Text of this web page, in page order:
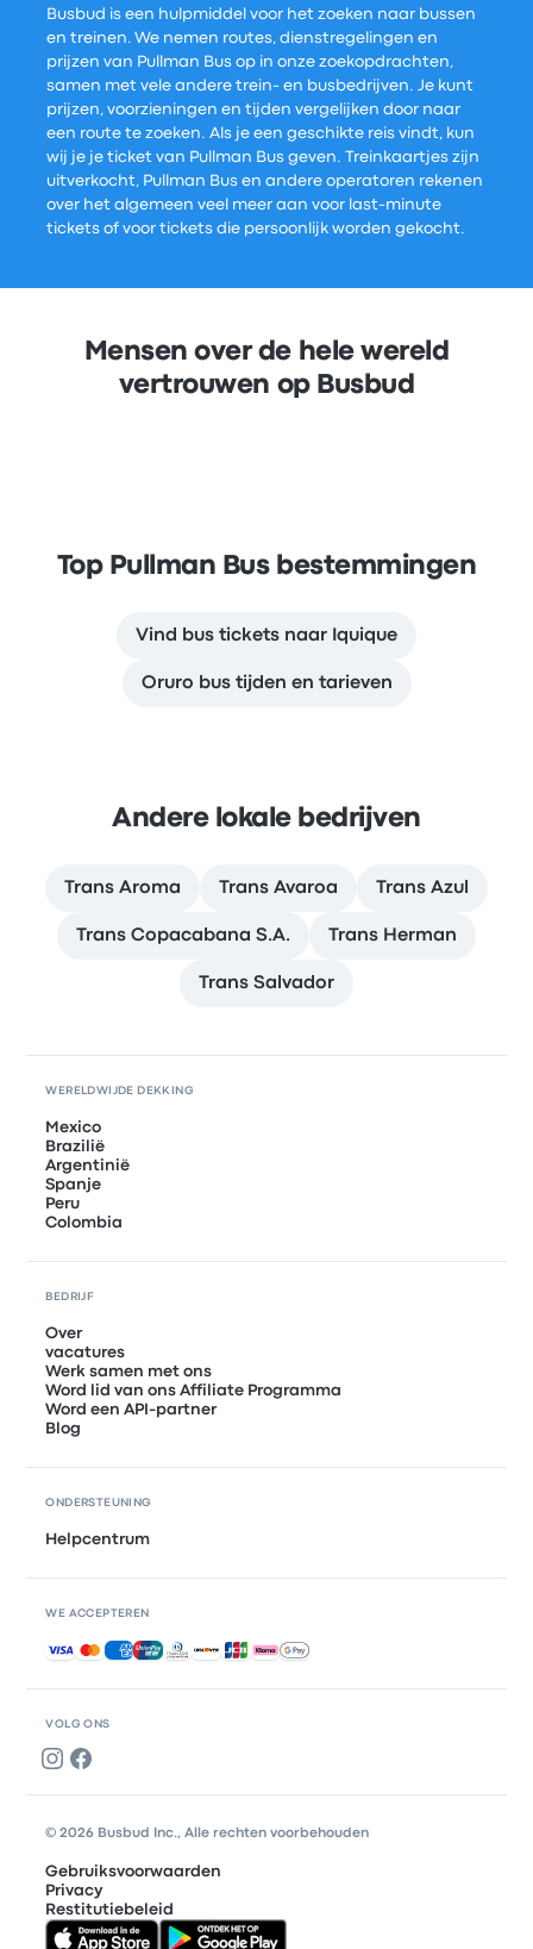
Busbud is een hulpmiddel voor het zoeken naar bussen
en treinen. We nemen routes, dienstregelingen en
prijzen van Pullman Bus op in onze zoekopdrachten,
samen met vele andere trein- en busbedrijven. Je kunt
prijzen, voorzieningen en tijden vergelijken door naar
een route te zoeken. Als je een geschikte reis vindt, kun
wij je je ticket van Pullman Bus geven. Treinkaartjes zijn
uitverkocht, Pullman Bus en andere operatoren rekenen
over het algemeen veel meer aan voor last-minute
tickets of voor tickets die persoonlijk worden gekocht.
Mensen over de hele wereld
vertrouwen op Busbud
Top Pullman Bus bestemmingen
Vind bus tickets naar Iquique
Oruro bus tijden en tarieven
Andere lokale bedrijven
Trans Aroma Trans Avaroa Trans Azul
Trans Copacabana S.A. Trans Herman
Trans Salvador
VOLG ONS
WERELDWIJDE DEKKING
Mexico
Brazilië
Argentinië
Spanje
Peru
Colombia
BEDRIJF
Over
vacatures
Werk samen met ons
Word lid van ons Affiliate Programma
Word een API-partner
Blog
ONDERSTEUNING
Helpcentrum
WE ACCEPTEREN
Geaccepteerde betalingen
© 2026 Busbud Inc., Alle rechten voorbehouden
Gebruiksvoorwaarden
Privacy
Restitutiebeleid